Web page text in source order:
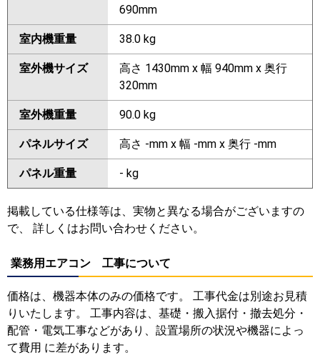
690mm
室内機重量 38.0 kg
室外機サイズ
高さ 1430mm x 幅 940mm x 奥行
320mm
室外機重量 90.0 kg
パネルサイズ 高さ -mm x 幅 -mm x 奥行 -mm
パネル重量 - kg
掲載している仕様等は、実物と異なる場合がございますの
で、 詳しくはお問い合わせください。
業務用エアコン 工事について
価格は、機器本体のみの価格です。 工事代金は別途お見積
りいたします。 工事内容は、基礎・搬入据付・撤去処分・
配管・電気工事などがあり、設置場所の状況や機器によっ
て費用 に差があります。